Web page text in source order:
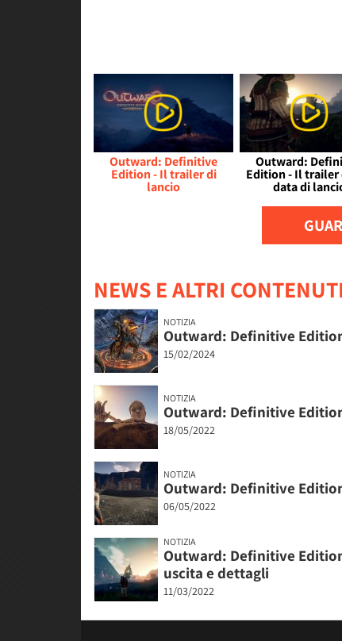
Outward: Definitive
Edition - Il trailer di
lancio
Outward:
Edition - Il trailer
data di
NEWS E ALTRI CONTENUTI
NOTIZIA
Outward: Definitive
15/02/2024
NOTIZIA
Outward: Definitive
18/05/2022
NOTIZIA
Outward: Definitive
06/05/2022
NOTIZIA
Outward: Definitive
uscita e dettagli
11/03/2022